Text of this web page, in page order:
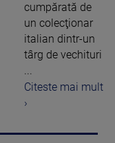
cumpărată de
un colecţionar
italian dintr-un
târg de vechituri
Citeste mai mult
›